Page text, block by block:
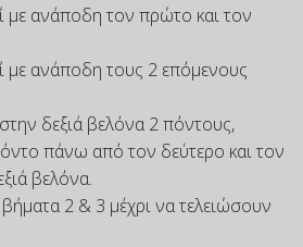
με ανάποδη τον πρώτο και τον
με ανάποδη τους 2 επόμενους
δεξιά βελόνα 2 πόντους,
πάνω από τον δεύτερο και τον
βελόνα.
2 & 3 μέχρι να τελειώσουν